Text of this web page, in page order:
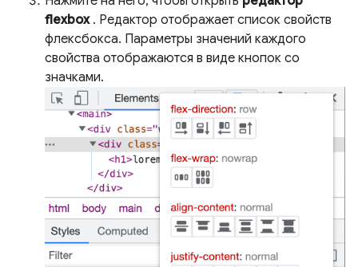
flexbox. Редактор отображает список свойств
флексбокса. Параметры значений каждого
свойства отображаются в виде кнопок со
значками.